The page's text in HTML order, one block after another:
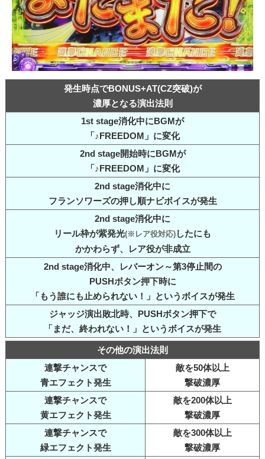
発生時点でBONUS+AT(CZ突破)が
濃厚となる演出法則
1st stage消化中にBGMが
「♪FREEDOM」に変化
2nd stage開始時にBGMが
「♪FREEDOM」に変化
2nd stage消化中に
フランソワーズの押し順ナビボイスが発生
2nd stage消化中に
リール枠が紫発光(※レア役対応) したにも
かかわらず、レア役が非成立
2nd stage消化中、レバーオン～第3停止間の
PUSHボタン押下時に
「もう誰にも止められない！」というボイスが発生
ジャッジ演出敗北時、PUSHボタン押下で
「まだ、終われない！」というボイスが発生
その他の演出法則
連撃チャンスで
青エフェクト発生
敵を50体以上
撃破濃厚
連撃チャンスで
黄エフェクト発生
敵を200体以上
撃破濃厚
連撃チャンスで
緑エフェクト発生
敵を300体以上
撃破濃厚